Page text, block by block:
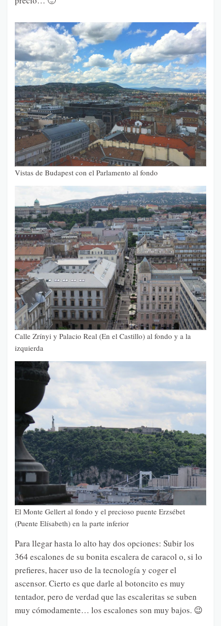
Vistas de Budapest con el Parlamento al fondo
Calle Zrínyi y Palacio Real (En el Castillo) al fondo y a la
izquierda
El Monte Gellert al fondo y el precioso puente Erzsébet
(Puente Elísabeth) en la parte inferior
Para llegar hasta lo alto hay dos opciones: Subir los
364 escalones de su bonita escalera de caracol o, si lo
prefieres, hacer uso de la tecnología y coger el
ascensor. Cierto es que darle al botoncito es muy
tentador, pero de verdad que las escaleritas se suben
muy cómodamente… los escalones son muy bajos. 😉